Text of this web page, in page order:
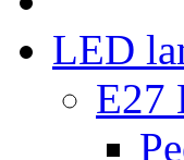
LED
E27